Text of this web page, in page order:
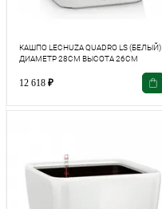
КАШПО LECHUZA QUADRO LS (БЕЛЫЙ)
ДИАМЕТР 28СМ ВЫСОТА 26СМ
12 618 ₽